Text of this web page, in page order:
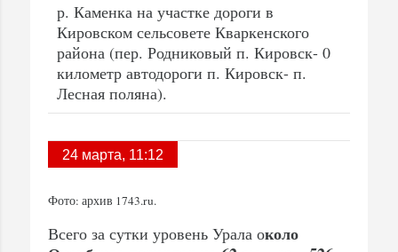
р. Каменка на участке дороги в
Кировском сельсовете Кваркенского
района (пер. Родниковый п. Кировск- 0
километр автодороги п. Кировск- п.
Лесная поляна).
24 марта, 11:12
Фото: архив 1743.ru.
Всего за сутки уровень Урала около